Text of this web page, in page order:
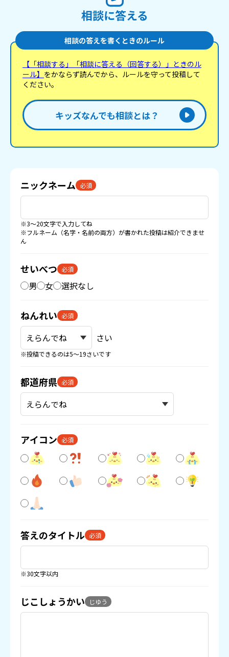
相談に答える
相談の答えを書くときのルール
【「相談する」「相談に答える（回答する）」ときのル
ール】 をかならず読んでから、ルールを守って投稿して
ください。
キッズなんでも相談とは？
ニックネーム 必須
※3〜20文字で入力してね
※フルネーム（名字・名前の両方）が書かれた投稿は紹介できませ
ん
せいべつ 必須
男 女 選択なし
ねんれい 必須
さい
※投稿できるのは5〜19さいです
都道府県 必須
アイコン 必須
答えのタイトル 必須
※30文字以内
じこしょうかい じゆう